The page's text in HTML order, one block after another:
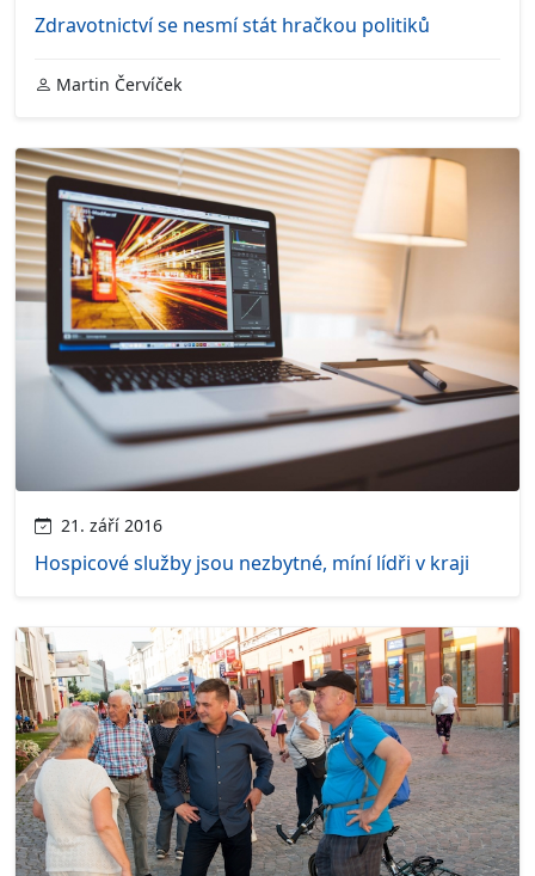
Zdravotnictví se nesmí stát hračkou politiků
Martin Červíček
21. září 2016
Hospicové služby jsou nezbytné, míní lídři v kraji